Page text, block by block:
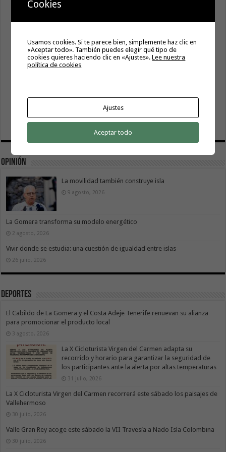
Opinión
La movilidad también construye isla
9 agosto, 2026
La Gomera transforma su modelo energético
2 agosto, 2026
Vivir donde se estudia: una cuestión de igualdad entre islas
26 julio, 2026
Deportes
El Cabildo de La Gomera y el Costa Adeje Tenerife renuevan su alianza
para promocionar el producto local
3 agosto, 2026
La X Cicloturista Virgen del Carmen adapta su
recorrido y horario para garantizar la seguridad de
los participantes ante la alerta por altas temperaturas
31 julio, 2026
La X Cicloturista Virgen del Carmen recorrerá este sábado los paisajes de
Vallehermoso
30 julio, 2026
Valle Gran Rey acoge este sábado la VII Travesía a Nado Isla Colombina
30 julio, 2026
Cookies
Usamos cookies. Si te parece bien, simplemente haz clic en
«Aceptar todo». También puedes elegir qué tipo de
cookies quieres haciendo clic en «Ajustes».Lee nuestra
política de cookies
Ajustes
Aceptar todo